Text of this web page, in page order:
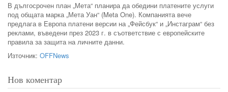
В дългосрочен план „Мета“ планира да обедини платените услуги
под общата марка „Мета Уан“ (Meta One). Компанията вече
предлага в Европа платени версии на „Фейсбук“ и „Инстаграм“ без
реклами, въведени през 2023 г. в съответствие с европейските
правила за защита на личните данни.
Източник: OFFNews
Нов коментар